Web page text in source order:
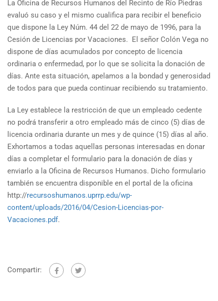
La Oficina de Recursos Humanos del Recinto de Río Piedras
evaluó su caso y el mismo cualifica para recibir el beneficio
que dispone la Ley Núm. 44 del 22 de mayo de 1996, para la
Cesión de Licencias por Vacaciones. El señor Colón Vega no
dispone de días acumulados por concepto de licencia
ordinaria o enfermedad, por lo que se solicita la donación de
días. Ante esta situación, apelamos a la bondad y generosidad
de todos para que pueda continuar recibiendo su tratamiento.
La Ley establece la restricción de que un empleado cedente
no podrá transferir a otro empleado más de cinco (5) días de
licencia ordinaria durante un mes y de quince (15) días al año.
Exhortamos a todas aquellas personas interesadas en donar
días a completar el formulario para la donación de días y
enviarlo a la Oficina de Recursos Humanos. Dicho formulario
también se encuentra disponible en el portal de la oficina
http://recursoshumanos.uprrp.edu/wp-
content/uploads/2016/04/Cesion-Licencias-por-
Vacaciones.pdf.
Compartir: